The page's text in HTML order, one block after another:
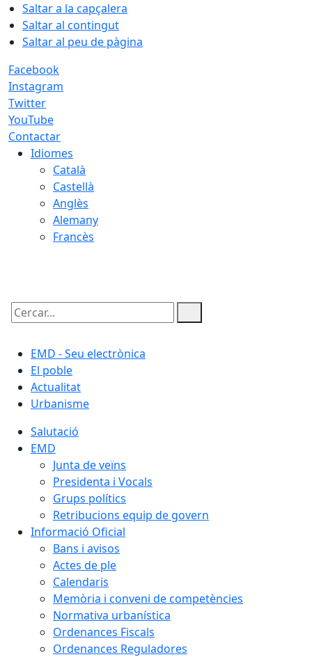
Saltar a la capçalera
Saltar al contingut
Saltar al peu de pàgina
Facebook
Instagram
Twitter
YouTube
Contactar
Idiomes
Català
Castellà
Anglès
Alemany
Francès
Cercar:
EMD - Seu electrònica
El poble
Actualitat
Urbanisme
Salutació
EMD
Junta de veïns
Presidenta i Vocals
Grups polítics
Retribucions equip de govern
Informació Oficial
Bans i avisos
Actes de ple
Calendaris
Memòria i conveni de competències
Normativa urbanística
Ordenances Fiscals
Ordenances Reguladores